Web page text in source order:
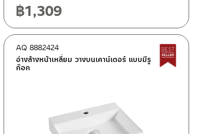
฿1,309
Clearance sale
อ่างล้างหน้าเหลี่ยม วางบนเคาน์เตอร์ แบบมีรู
ก๊อก
AQ 8882424